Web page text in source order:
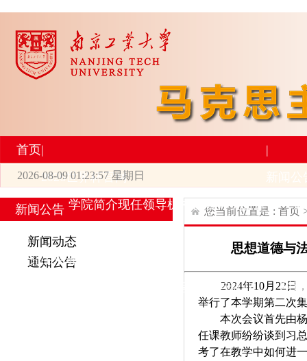
首页|
2026世界杯官网
学院简介现任领导机构设置师资力量
|
研究生培养
学生活动 招生与就业
科
2026-08-09 01:23:57 星期日
新闻公告
新闻动态
通知公告
您当前位置是 : 首页
思想道德与
2024年10月22日
举行了本学期第二次
本次会议首先由
任课教师纷纷谈到习
考了在教学中如何进